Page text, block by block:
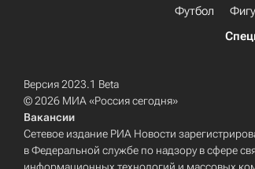
Футбол
Версия 2023.1 Beta
© 2026 МИА «Россия сегодня»
Вакансии
Сетевое издание РИА Новости
в Федеральной службе по надзору в сфере